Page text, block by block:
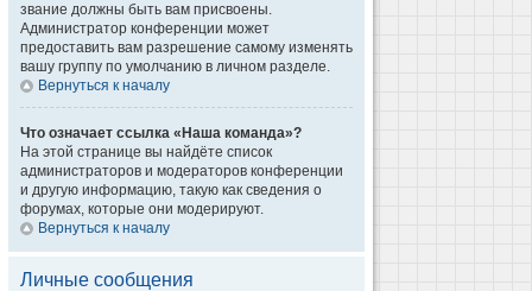
звание должны быть вам присвоены.
Администратор конференции может
предоставить вам разрешение самому изменять
вашу группу по умолчанию в личном разделе.
Вернуться к началу
Что означает ссылка «Наша команда»?
На этой странице вы найдёте список
администраторов и модераторов конференции
и другую информацию, такую как сведения о
форумах, которые они модерируют.
Вернуться к началу
Личные сообщения